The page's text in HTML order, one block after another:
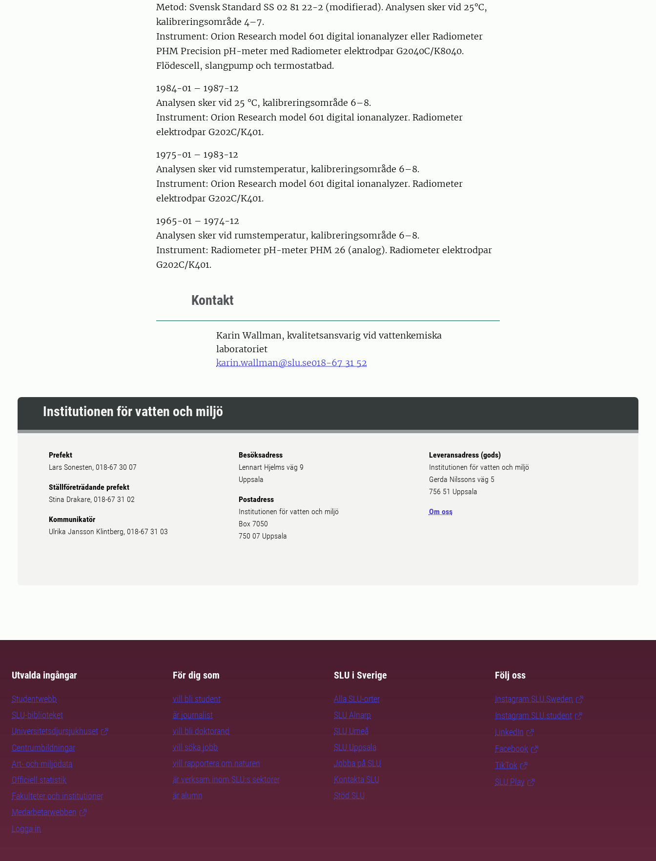
Metod: Svensk Standard SS 02 81 22-2 (modifierad). Analysen sker vid 25°C,
kalibreringsområde 4–7.
Instrument: Orion Research model 601 digital ionanalyzer eller Radiometer
PHM Precision pH-meter med Radiometer elektrodpar G2040C/K8040.
Flödescell, slangpump och termostatbad.
1984-01 – 1987-12
Analysen sker vid 25 °C, kalibreringsområde 6–8.
Instrument: Orion Research model 601 digital ionanalyzer. Radiometer
elektrodpar G202C/K401.
1975-01 – 1983-12
Analysen sker vid rumstemperatur, kalibreringsområde 6–8.
Instrument: Orion Research model 601 digital ionanalyzer. Radiometer
elektrodpar G202C/K401.
1965-01 – 1974-12
Analysen sker vid rumstemperatur, kalibreringsområde 6–8.
Instrument: Radiometer pH-meter PHM 26 (analog). Radiometer elektrodpar
G202C/K401.
Kontakt
Karin Wallman, kvalitetsansvarig vid vattenkemiska
laboratoriet
karin.wallman@slu.se018-67 31 52
Institutionen för vatten och miljö
Prefekt
Lars Sonesten, 018-67 30 07
Ställföreträdande prefekt
Stina Drakare, 018-67 31 02
Kommunikatör
Ulrika Jansson Klintberg, 018-67 31 03
Besöksadress
Lennart Hjelms väg 9
Uppsala
Postadress
Institutionen för vatten och miljö
Box 7050
750 07 Uppsala
Leveransadress (gods)
Institutionen för vatten och miljö
Gerda Nilssons väg 5
756 51 Uppsala
Om oss
Utvalda ingångar
Studentwebb
SLU-biblioteket
Universitetsdjursjukhuset
Centrumbildningar
Art- och miljödata
Officiell statistik
Fakulteter och institutioner
Medarbetarwebben
Logga in
För dig som
vill bli student
är journalist
vill bli doktorand
vill söka jobb
vill rapportera om naturen
är verksam inom SLU:s sektorer
är alumn
SLU i Sverige
Alla SLU-orter
SLU Alnarp
SLU Umeå
SLU Uppsala
Jobba på SLU
Kontakta SLU
Stöd SLU
Följ oss
Instagram SLU.Sweden
Instagram SLU.student
LinkedIn
Facebook
TikTok
SLU Play